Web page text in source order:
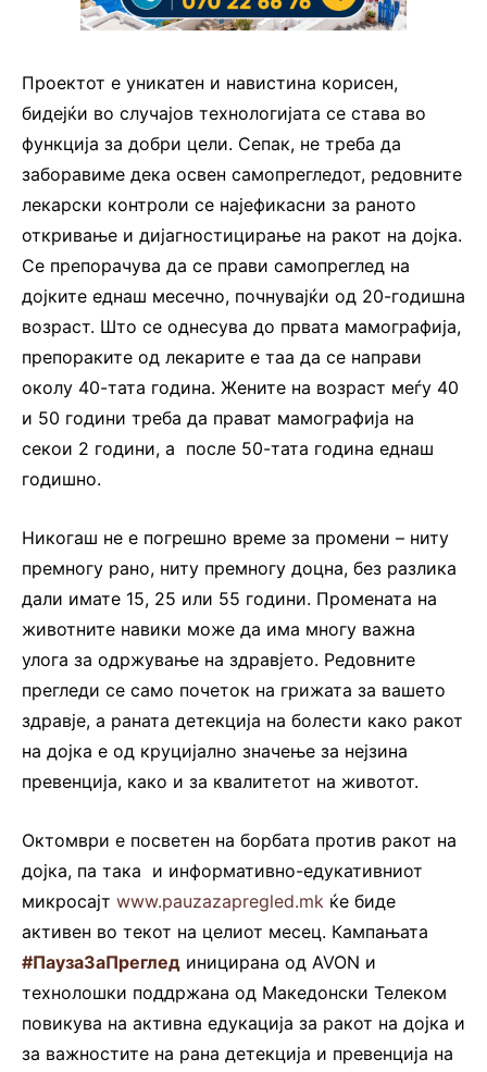
Проектот е уникатен и навистина корисен,
бидејќи во случајов технологијата се става во
функција за добри цели. Сепак, не треба да
заборавиме дека освен самопрегледот, редовните
лекарски контроли се најефикасни за раното
откривање и дијагностицирање на ракот на дојка.
Се препорачува да се прави самопреглед на
дојките еднаш месечно, почнувајќи од 20-годишна
возраст. Што се однесува до првата мамографија,
препораките од лекарите е таа да се направи
околу 40-тата година. Жените на возраст меѓу 40
и 50 години треба да прават мамографија на
секои 2 години, а после 50-тата година еднаш
годишно.
Никогаш не е погрешно време за промени – ниту
премногу рано, ниту премногу доцна, без разлика
дали имате 15, 25 или 55 години. Промената на
животните навики може да има многу важна
улога за одржување на здравјето. Редовните
прегледи се само почеток на грижата за вашето
здравје, а раната детекција на болести како ракот
на дојка е од круцијално значење за нејзина
превенција, како и за квалитетот на животот.
Октомври е посветен на борбата против ракот на
дојка, па така и информативно-едукативниот
микросајт www.pauzazapregled.mk ќе биде
активен во текот на целиот месец. Кампањата
#ПаузаЗаПреглед иницирана од AVON и
технолошки поддржана од Македонски Телеком
повикува на активна едукација за ракот на дојка и
за важностите на рана детекција и превенција на